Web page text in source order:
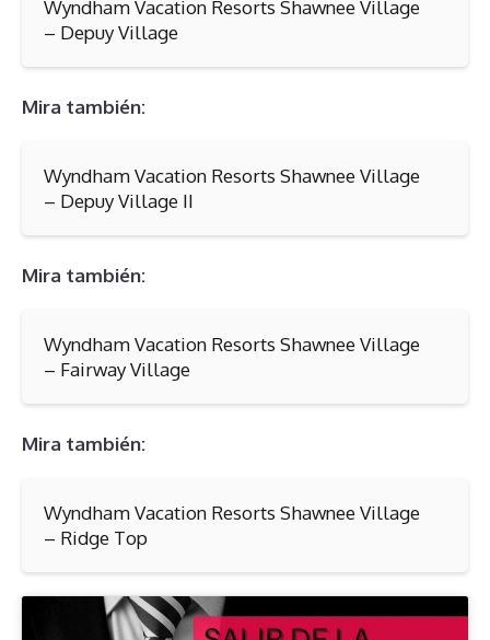
Wyndham Vacation Resorts Shawnee Village
– Depuy Village
Mira también:
Wyndham Vacation Resorts Shawnee Village
– Depuy Village II
Mira también:
Wyndham Vacation Resorts Shawnee Village
– Fairway Village
Mira también:
Wyndham Vacation Resorts Shawnee Village
– Ridge Top